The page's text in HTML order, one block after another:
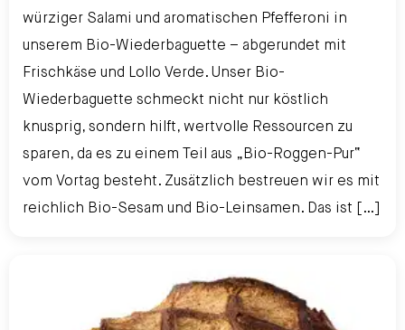
würziger Salami und aromatischen Pfefferoni in
unserem Bio-Wiederbaguette – abgerundet mit
Frischkäse und Lollo Verde. Unser Bio-
Wiederbaguette schmeckt nicht nur köstlich
knusprig, sondern hilft, wertvolle Ressourcen zu
sparen, da es zu einem Teil aus „Bio-Roggen-Pur“
vom Vortag besteht. Zusätzlich bestreuen wir es mit
reichlich Bio-Sesam und Bio-Leinsamen. Das ist […]